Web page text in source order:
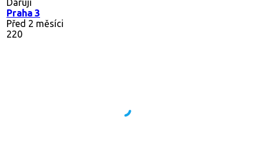
Daruji
Praha 3
Před 2 měsíci
220